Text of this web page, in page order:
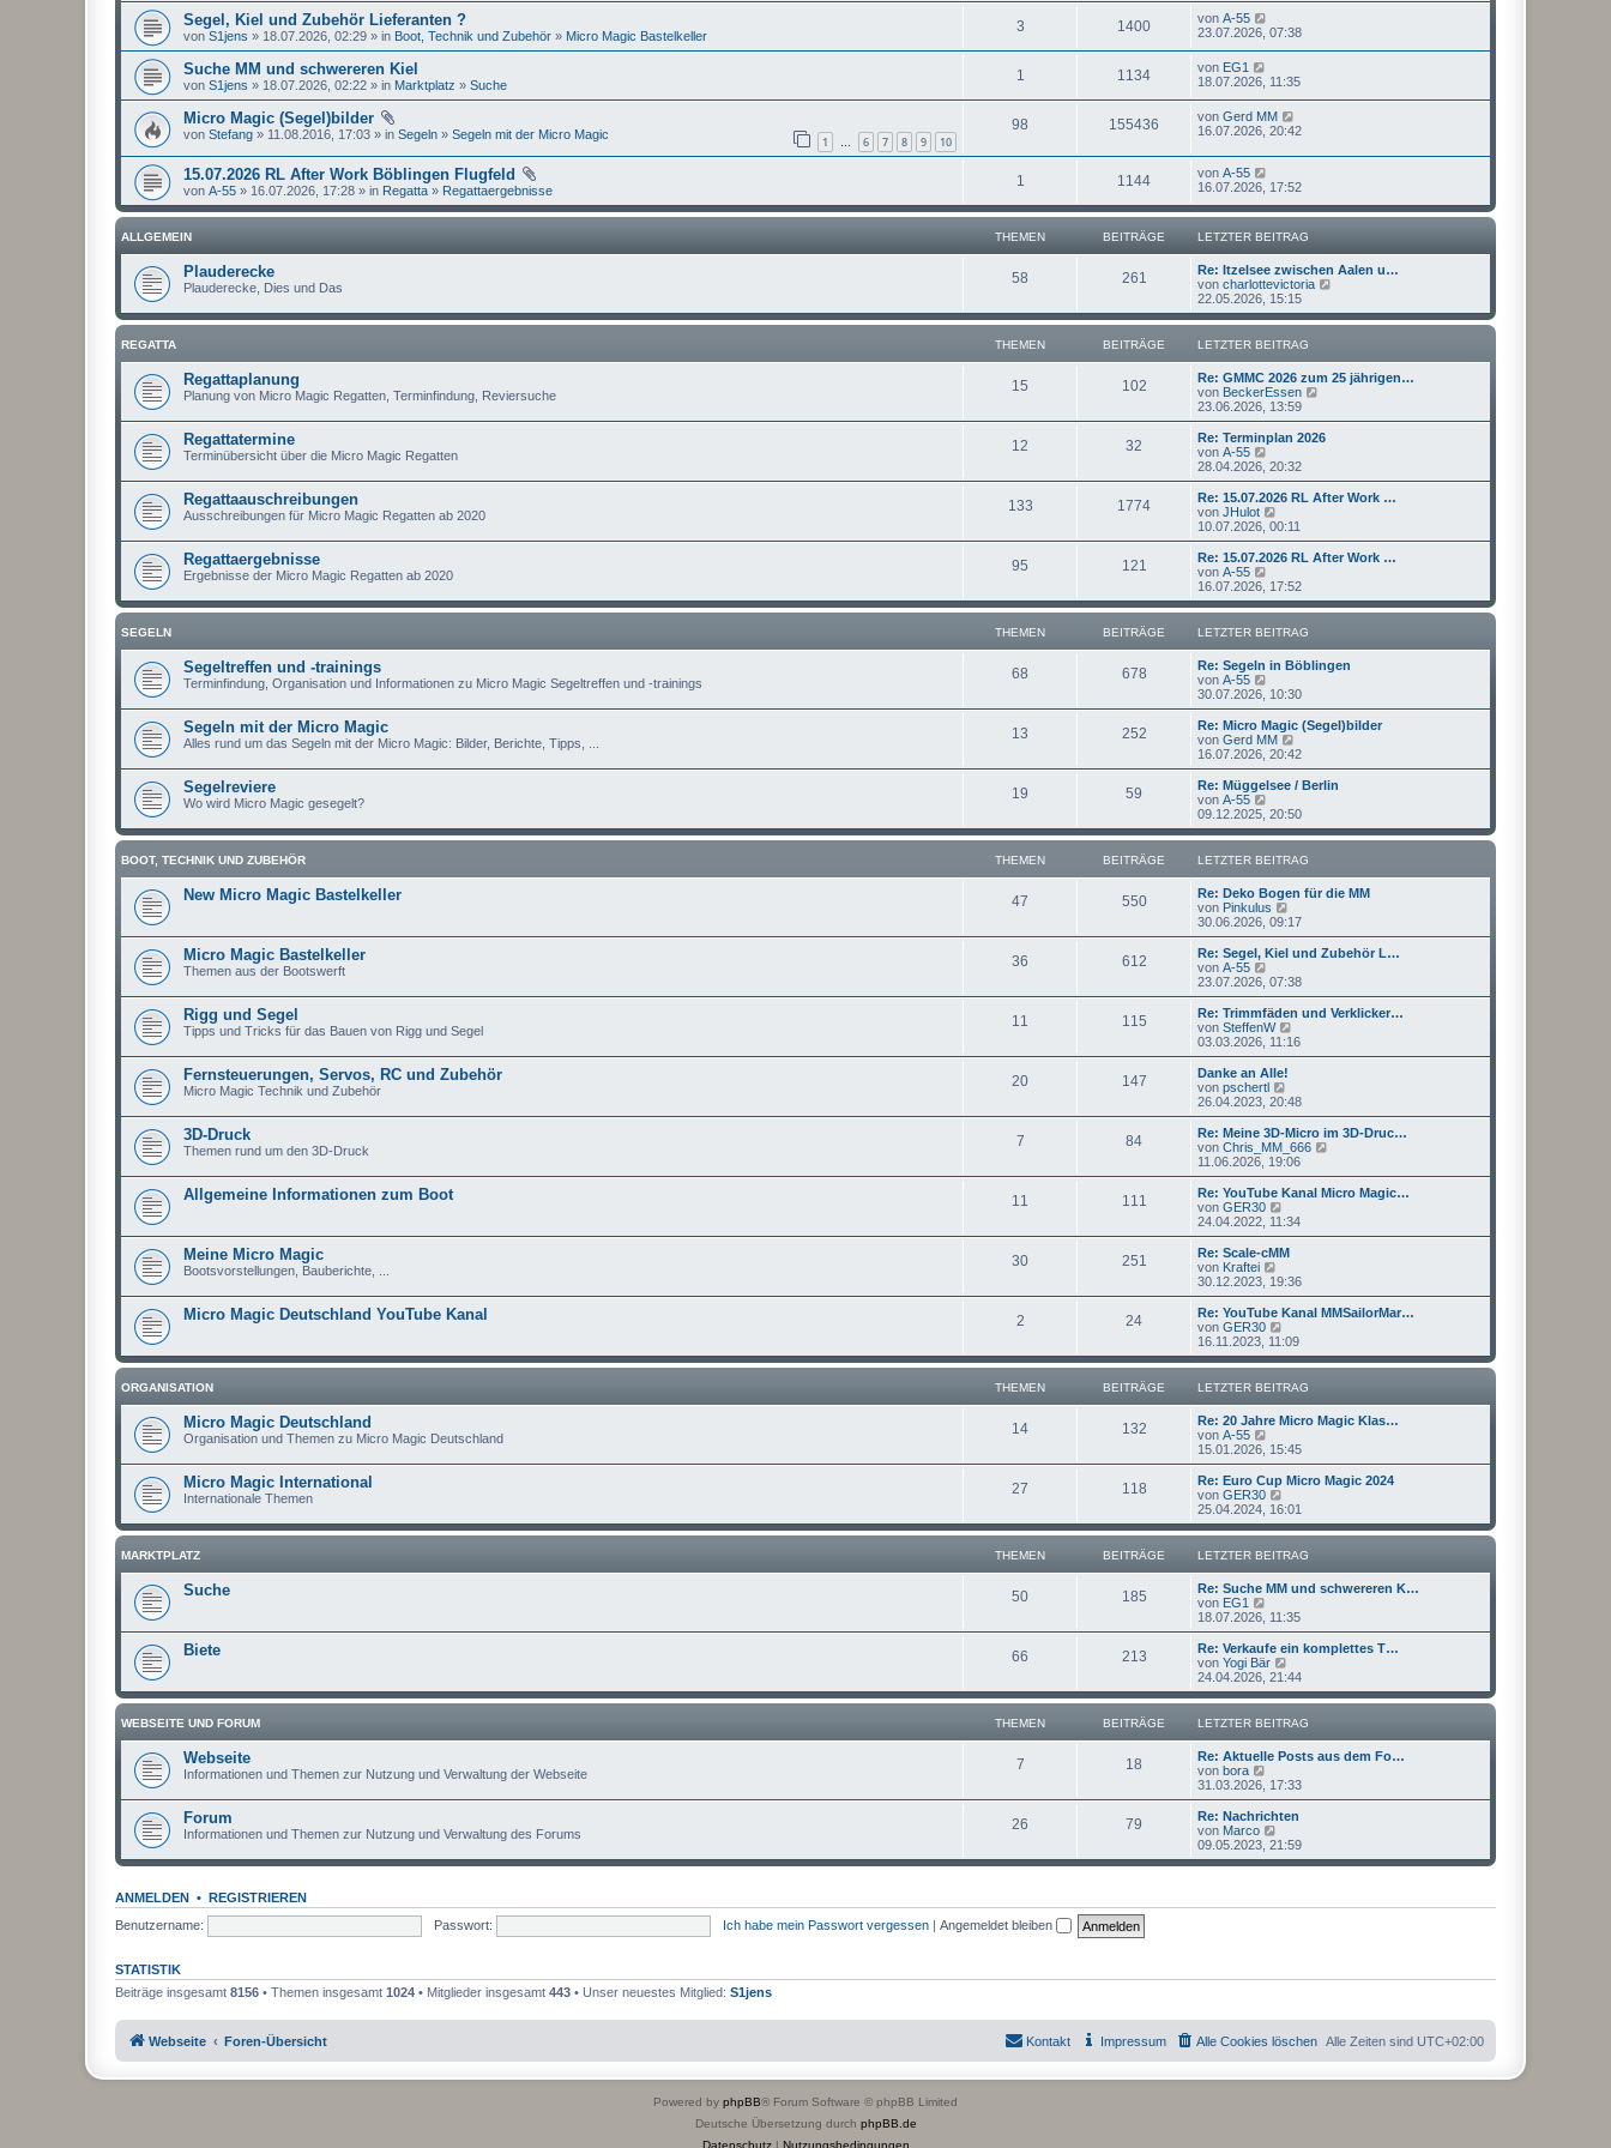
Segel, Kiel und Zubehör Lieferanten ?
von S1jens » 18.07.2026, 02:29 » in Boot, Technik und Zubehör » Micro Magic Bastelkeller
3 1400 von A-55
23.07.2026, 07:38
Suche MM und schwereren Kiel
von S1jens » 18.07.2026, 02:22 » in Marktplatz » Suche
1 1134 von EG1
18.07.2026, 11:35
Micro Magic (Segel)bilder
1 … 6 7 8 9 10
von Stefang » 11.08.2016, 17:03 » in Segeln » Segeln mit der Micro Magic
98 155436 von Gerd MM
16.07.2026, 20:42
15.07.2026 RL After Work Böblingen Flugfeld
von A-55 » 16.07.2026, 17:28 » in Regatta » Regattaergebnisse
1 1144 von A-55
16.07.2026, 17:52
ALLGEMEIN THEMEN BEITRÄGE LETZTER BEITRAG
Plauderecke
Plauderecke, Dies und Das
58 261
Re: Itzelsee zwischen Aalen u…
von charlottevictoria
u
e
r
i
g
22.05.2026, 15:15
REGATTA THEMEN BEITRÄGE LETZTER BEITRAG
Regattaplanung
Planung von Micro Magic Regatten, Terminfindung, Reviersuche
15 102
Re: GMMC 2026 zum 25 jährigen…
von BeckerEssen
u
e
r
B
r
23.06.2026, 13:59
Regattatermine
Terminübersicht über die Micro Magic Regatten
12 32
Re: Terminplan 2026
von A-55
e
u
e
s
t
r
B
e
t
a
g
28.04.2026, 20:32
Regattaauschreibungen
Ausschreibungen für Micro Magic Regatten ab 2020
133 1774
Re: 15.07.2026 RL After Work …
von JHulot
e
u
e
t
r
B
e
i
t
a
g
10.07.2026, 00:11
Regattaergebnisse
Ergebnisse der Micro Magic Regatten ab 2020
95 121
Re: 15.07.2026 RL After Work …
von A-55
e
u
e
s
r
e
i
t
r
a
g
16.07.2026, 17:52
SEGELN THEMEN BEITRÄGE LETZTER BEITRAG
Segeltreffen und -trainings
Terminfindung, Organisation und Informationen zu Micro Magic Segeltreffen und -trainings
68 678
Re: Segeln in Böblingen
von A-55
e
u
e
s
t
r
B
e
i
t
a
g
30.07.2026, 10:30
Segeln mit der Micro Magic
Alles rund um das Segeln mit der Micro Magic: Bilder, Berichte, Tipps, ...
13 252
Re: Micro Magic (Segel)bilder
von Gerd MM
e
u
e
t
r
B
e
i
t
a
g
16.07.2026, 20:42
Segelreviere
Wo wird Micro Magic gesegelt?
19 59
Re: Müggelsee / Berlin
von A-55
e
u
e
s
r
B
e
i
t
a
g
09.12.2025, 20:50
BOOT, TECHNIK UND ZUBEHÖR THEMEN BEITRÄGE LETZTER BEITRAG
New Micro Magic Bastelkeller 47 550
Re: Deko Bogen für die MM
von Pinkulus
e
u
e
t
B
e
i
g
30.06.2026, 09:17
Micro Magic Bastelkeller
Themen aus der Bootswerft
36 612
Re: Segel, Kiel und Zubehör L…
von A-55
e
u
e
s
t
r
B
e
i
r
a
g
23.07.2026, 07:38
Rigg und Segel
Tipps und Tricks für das Bauen von Rigg und Segel
11 115
Re: Trimmfäden und Verklicker…
von SteffenW
e
u
t
r
B
e
i
r
g
03.03.2026, 11:16
Fernsteuerungen, Servos, RC und Zubehör
Micro Magic Technik und Zubehör
20 147
Danke an Alle!
von pschertl
e
u
e
s
t
r
B
e
i
r
g
26.04.2023, 20:48
3D-Druck
Themen rund um den 3D-Druck
7 84
Re: Meine 3D-Micro im 3D-Druc…
von Chris_MM_666
u
e
r
11.06.2026, 19:06
Allgemeine Informationen zum Boot 11 111
Re: YouTube Kanal Micro Magic…
von GER30
e
u
e
t
r
B
e
i
t
a
g
24.04.2022, 11:34
Meine Micro Magic
Bootsvorstellungen, Bauberichte, ...
30 251
Re: Scale-cMM
von Kraftei
e
u
e
s
t
r
B
e
i
t
a
g
30.12.2023, 19:36
Micro Magic Deutschland YouTube Kanal 2 24
Re: YouTube Kanal MMSailorMar…
von GER30
e
u
e
s
r
e
i
t
a
g
16.11.2023, 11:09
ORGANISATION THEMEN BEITRÄGE LETZTER BEITRAG
Micro Magic Deutschland
Organisation und Themen zu Micro Magic Deutschland
14 132
Re: 20 Jahre Micro Magic Klas…
von A-55
e
u
e
s
t
r
B
e
i
t
a
g
15.01.2026, 15:45
Micro Magic International
Internationale Themen
27 118
Re: Euro Cup Micro Magic 2024
von GER30
e
u
e
s
r
e
i
t
r
a
g
25.04.2024, 16:01
MARKTPLATZ THEMEN BEITRÄGE LETZTER BEITRAG
Suche 50 185
Re: Suche MM und schwereren K…
von EG1
e
u
e
s
t
r
B
e
i
t
a
g
18.07.2026, 11:35
Biete 66 213
Re: Verkaufe ein komplettes T…
von Yogi Bär
e
u
e
s
r
e
i
t
a
g
24.04.2026, 21:44
WEBSEITE UND FORUM THEMEN BEITRÄGE LETZTER BEITRAG
Webseite
Informationen und Themen zur Nutzung und Verwaltung der Webseite
7 18
Re: Aktuelle Posts aus dem Fo…
von bora
e
u
e
s
t
r
i
31.03.2026, 17:33
Forum
Informationen und Themen zur Nutzung und Verwaltung des Forums
26 79
Re: Nachrichten
von Marco
e
u
09.05.2023, 21:59
ANMELDEN • REGISTRIEREN
Benutzername:
Passwort: Ich habe mein Passwort vergessen | Angemeldet bleiben
STATISTIK
Beiträge insgesamt 8156 • Themen insgesamt 1024 • Mitglieder insgesamt 443 • Unser neuestes Mitglied: S1jens
Webseite Foren-Übersicht Alle Zeiten sind UTC+02:00
Alle Cookies löschen
Impressum
Kontakt
Powered by phpBB® Forum Software © phpBB Limited
Deutsche Übersetzung durch phpBB.de
Datenschutz| Nutzungsbedingungen